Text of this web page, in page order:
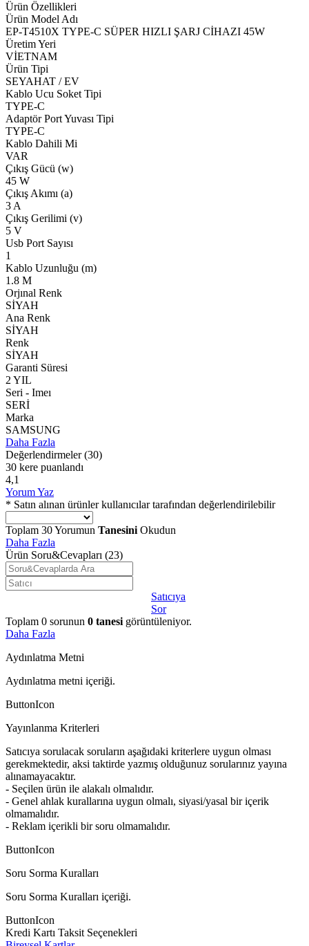
Ürün Özellikleri
Ürün Model Adı
EP-T4510X TYPE-C SÜPER HIZLI ŞARJ CİHAZI 45W
Üretim Yeri
VİETNAM
Ürün Tipi
SEYAHAT / EV
Kablo Ucu Soket Tipi
TYPE-C
Adaptör Port Yuvası Tipi
TYPE-C
Kablo Dahili Mi
VAR
Çıkış Gücü (w)
45 W
Çıkış Akımı (a)
3 A
Çıkış Gerilimi (v)
5 V
Usb Port Sayısı
1
Kablo Uzunluğu (m)
1.8 M
Orjınal Renk
SİYAH
Ana Renk
SİYAH
Renk
SİYAH
Garanti Süresi
2 YIL
Seri - Imeı
SERİ
Marka
SAMSUNG
Daha Fazla
Değerlendirmeler (30)
30 kere puanlandı
4,1
Yorum Yaz
* Satın alınan ürünler kullanıcılar tarafından değerlendirilebilir
Toplam 30Yorumun TanesiniOkudun
Daha Fazla
Ürün Soru&Cevapları (23)
Satıcıya
Sor
Toplam 0 sorunun 0 tanesi görüntüleniyor.
Daha Fazla
Aydınlatma Metni
Aydınlatma metni içeriği.
ButtonIcon
Yayınlanma Kriterleri
Satıcıya sorulacak soruların aşağıdaki kriterlere uygun olması
gerekmektedir, aksi taktirde yazmış olduğunuz sorularınız yayına
alınamayacaktır.
- Seçilen ürün ile alakalı olmalıdır.
- Genel ahlak kurallarına uygun olmalı, siyasi/yasal bir içerik
olmamalıdır.
- Reklam içerikli bir soru olmamalıdır.
ButtonIcon
Soru Sorma Kuralları
Soru Sorma Kuralları içeriği.
ButtonIcon
Kredi Kartı Taksit Seçenekleri